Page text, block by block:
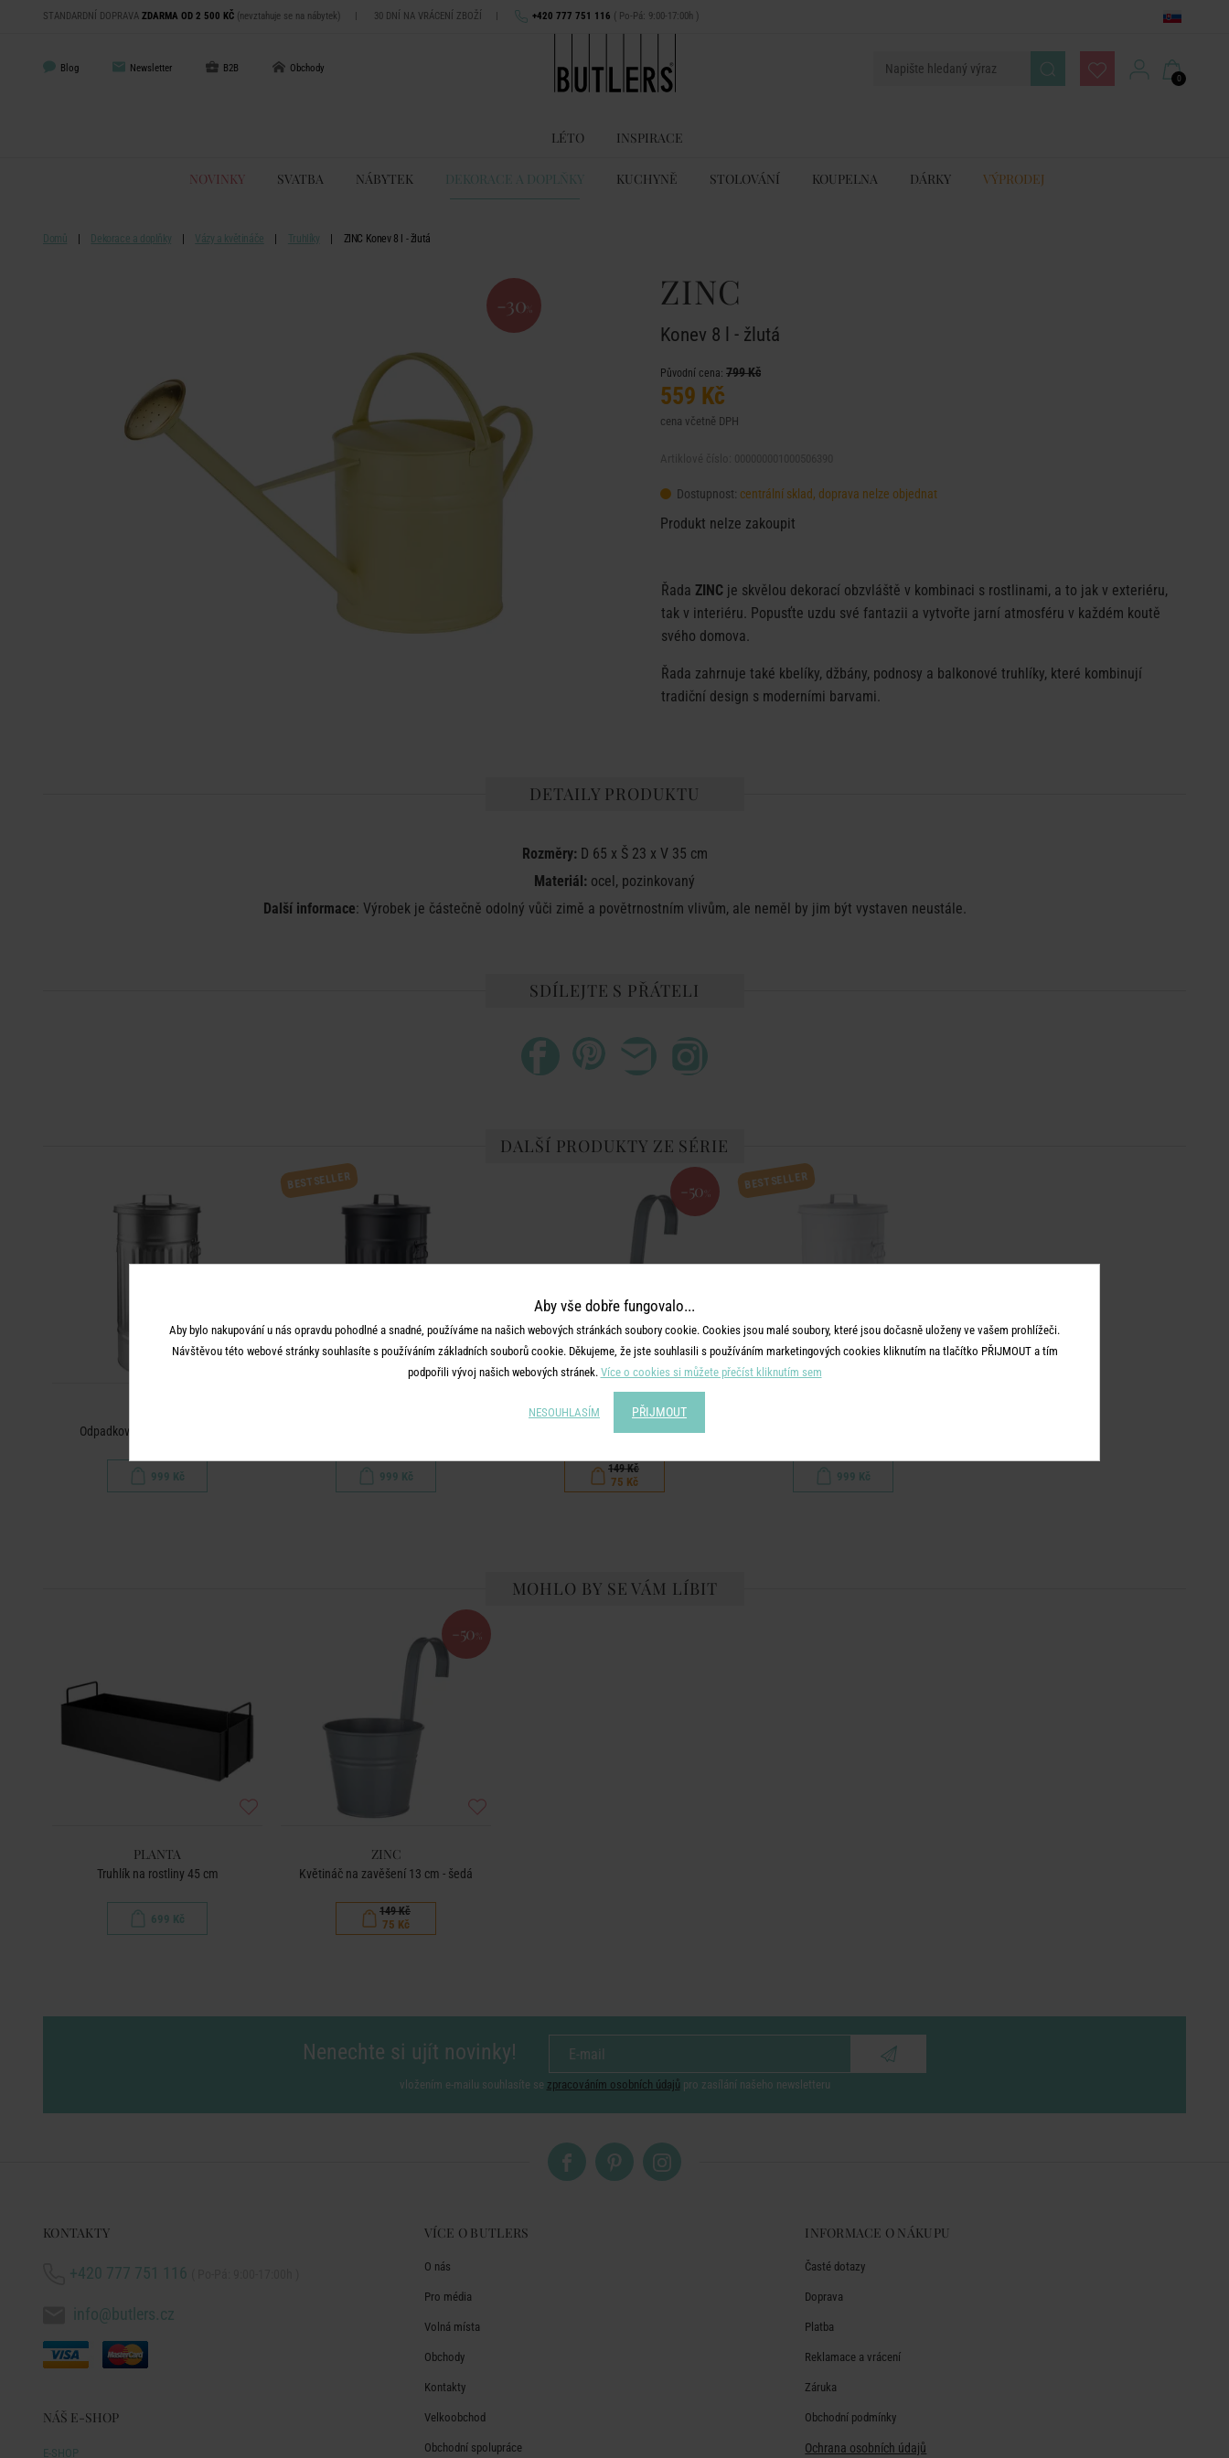
STANDARDNÍ DOPRAVA ZDARMA OD 2 500 KČ (nevztahuje se na nábytek) | 30 DNÍ NA VRÁCENÍ ZBOŽÍ | +420 777 751 116 ( Po-Pá: 9:00-17:00h )
Blog Newsletter B2B Obchody
0
LÉTO INSPIRACE
NOVINKY SVATBA NÁBYTEK DEKORACE A DOPLŇKY KUCHYNĚ STOLOVÁNÍ KOUPELNA DÁRKY VÝPRODEJ
Domů Dekorace a doplňky Vázy a květináče Truhlíky ZINC Konev 8 l - žlutá
-30 % ZINC
Konev 8 l - žlutá
Původní cena: 799 Kč
559 Kč
cena včetně DPH
Dostupnost: centrální sklad, doprava nelze objednat
Produkt nelze zakoupit
Řada ZINC je skvělou dekorací obzvláště v kombinaci s rostlinami, a to jak v exteriéru,
tak v interiéru. Popusťte uzdu své fantazii a vytvořte jarní atmosféru v každém koutě
svého domova.
Řada zahrnuje také kbelíky, džbány, podnosy a balkonové truhlíky, které kombinují
tradiční design s moderními barvami.
DETAILY PRODUKTU
Rozměry:D 65 x Š 23 x V 35 cm
Materiál: ocel, pozinkovaný
Další informace: Výrobek je částečně odolný vůči zimě a povětrnostním vlivům, ale neměl by jim být vystaven neustále.
SDÍLEJTE S PŘÁTELI
DALŠÍ PRODUKTY ZE SÉRIE
Odpadkový koš "popelnice" 40 l
999 Kč
BESTSELLER
999 Kč
-50 %
Květináč na zavěšení 13 cm - šedá
149 Kč
75 Kč
BESTSELLER
999 Kč
MOHLO BY SE VÁM LÍBIT
PLANTA
Truhlík na rostliny 45 cm
699 Kč
-50 %
ZINC
Květináč na zavěšení 13 cm - šedá
149 Kč
75 Kč
Nenechte si ujít novinky!
vložením e-mailu souhlasíte se zpracováním osobních údajů pro zasílání našeho newsletteru
KONTAKTY
+420 777 751 116
info@butlers.cz
NÁŠ E-SHOP
E-SHOP
VÍCE O BUTLERS
O nás
Pro média
Volná místa
Obchody
Kontakty
Velkoobchod
Obchodní spolupráce
INFORMACE O NÁKUPU
Časté dotazy
Doprava
Platba
Reklamace a vrácení
Záruka
Obchodní podmínky
Ochrana osobních údajů
Aby vše dobře fungovalo...
Aby bylo nakupování u nás opravdu pohodlné a snadné, používáme na našich webových stránkách soubory cookie. Cookies jsou malé soubory, které jsou dočasně uloženy ve vašem prohlížeči.
Návštěvou této webové stránky souhlasíte s používáním základních souborů cookie. Děkujeme, že jste souhlasili s používáním marketingových cookies kliknutím na tlačítko PŘIJMOUT a tím
podpořili vývoj našich webových stránek. Více o cookies si můžete přečíst kliknutím sem
NESOUHLASÍM PŘIJMOUT